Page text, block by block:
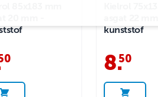
85x183 mm
20 mm -
kunststof
8.
50